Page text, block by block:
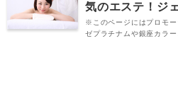
気のエステ！ジ
※このページにはプロモー
ゼプラチナムや銀座カラー
総合的なエステサロンと